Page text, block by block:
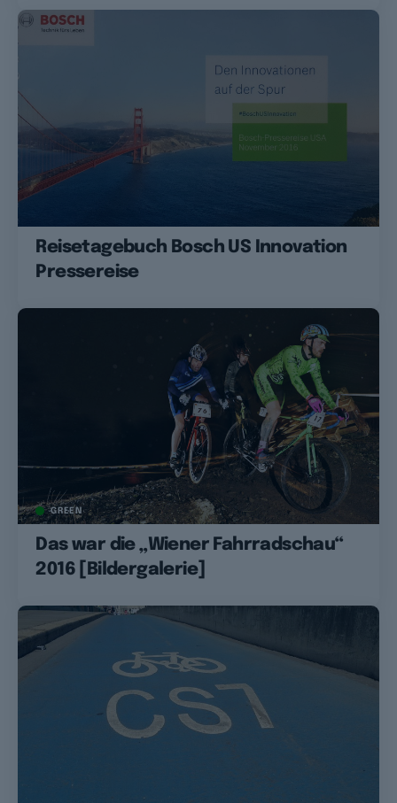
Reisetagebuch Bosch US Innovation
Pressereise
GREEN
Das war die „Wiener Fahrradschau“
2016 [Bildergalerie]